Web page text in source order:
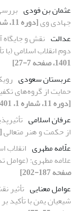
عثمان بن فودی
جهادی وی[دوره 11، شماره 3، 1401، صفحه 133-152]
عدالت نقش و جایگاه
دوم انقلاب اسلامی (با
1401، صفحه 7-27]
عربستان سعودی
حمایت از گروه‌های
[دوره 11، شماره 1، 1401، صفحه 149-173]
عرفان اسلامی
از حکمت و هنر متعالی
علّامه مطهری انقلاب
علامه مطهری: (عوامل
صفحه 187-202]
عوامل معنایی تأثیر
شیعیان یمن با تأکید